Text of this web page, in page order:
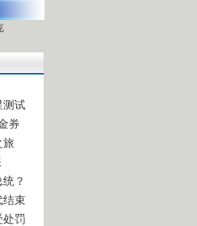
测试
券
旅
？
结束
处罚